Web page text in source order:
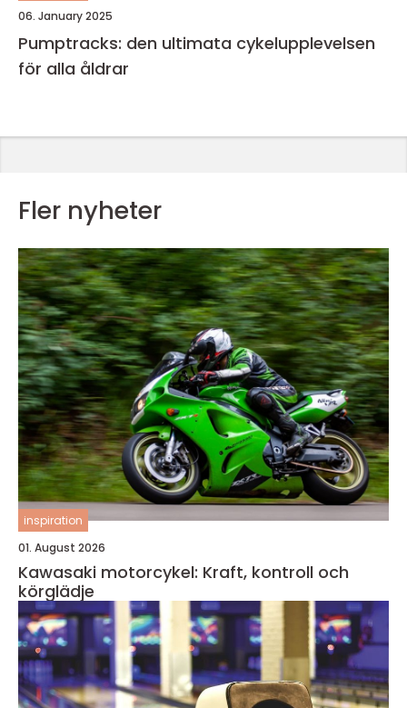
06. January 2025
Pumptracks: den ultimata cykelupplevelsen
för alla åldrar
Fler nyheter
inspiration
01. August 2026
Kawasaki motorcykel: Kraft, kontroll och
körglädje